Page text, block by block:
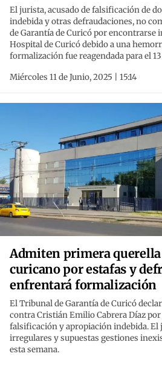
El jurista, acusado de falsificación de
indebida y otras defraudaciones, no
de Garantía de Curicó por encontrarse
Hospital de Curicó debido a una
formalización fue reagendada para el
Miércoles 11 de Junio, 2025 | 15:14
Admiten primera
curicano por estafas y
enfrentará formalización
El Tribunal de Garantía de Curicó
contra Cristián Emilio Cabrera Díaz
falsificación y apropiación indebida. El
irregulares y supuestas gestiones
esta semana.